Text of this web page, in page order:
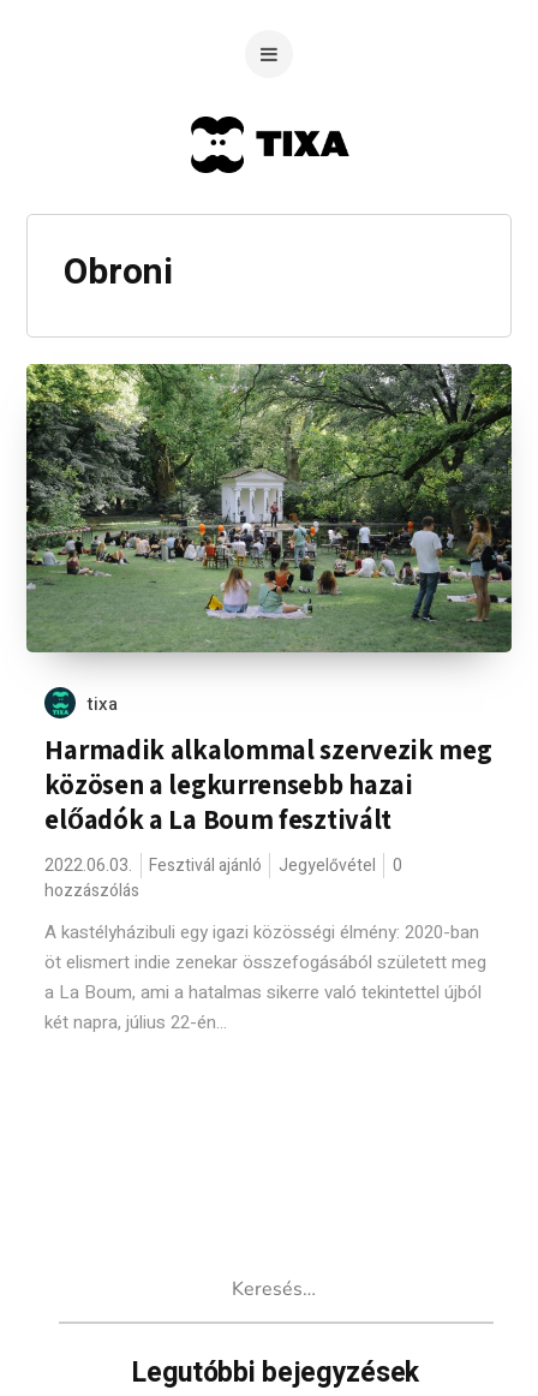
Obroni
tixa
Harmadik alkalommal szervezik meg
közösen a legkurrensebb hazai
előadók a La Boum fesztivált
2022.06.03. Fesztivál ajánló Jegyelővétel
0
hozzászólás
A kastélyházibuli egy igazi közösségi élmény: 2020-ban
öt elismert indie zenekar összefogásából született meg
a La Boum, ami a hatalmas sikerre való tekintettel újból
két napra, július 22-én...
Legutóbbi bejegyzések